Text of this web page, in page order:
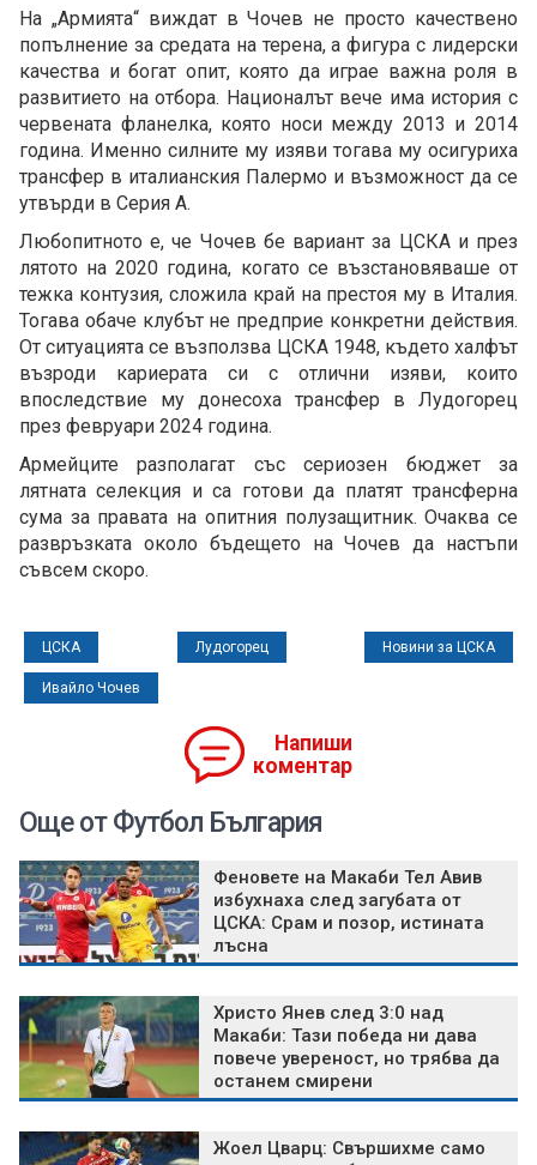
На „Армията“ виждат в Чочев не просто качествено
попълнение за средата на терена, а фигура с лидерски
качества и богат опит, която да играе важна роля в
развитието на отбора. Националът вече има история с
червената фланелка, която носи между 2013 и 2014
година. Именно силните му изяви тогава му осигуриха
трансфер в италианския Палермо и възможност да се
утвърди в Серия А.
Любопитното е, че Чочев бе вариант за ЦСКА и през
лятото на 2020 година, когато се възстановяваше от
тежка контузия, сложила край на престоя му в Италия.
Тогава обаче клубът не предприе конкретни действия.
От ситуацията се възползва ЦСКА 1948, където халфът
възроди кариерата си с отлични изяви, които
впоследствие му донесоха трансфер в Лудогорец
през февруари 2024 година.
Армейците разполагат със сериозен бюджет за
лятната селекция и са готови да платят трансферна
сума за правата на опитния полузащитник. Очаква се
развръзката около бъдещето на Чочев да настъпи
съвсем скоро.
ЦСКА Лудогорец Новини за ЦСКА
Ивайло Чочев
Напиши
коментар
Още от Футбол България
Феновете на Макаби Тел Авив
избухнаха след загубата от
ЦСКА: Срам и позор, истината
лъсна
Христо Янев след 3:0 над
Макаби: Тази победа ни дава
повече увереност, но трябва да
останем смирени
Жоел Цварц: Свършихме само